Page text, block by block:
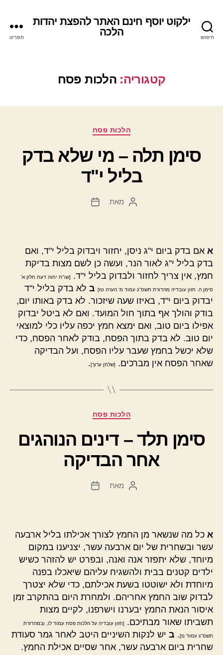
חיפוש
ילקוט יוסף חינם האתר להפצת יהדות
הלכה
תפריט
קטגוריה: הלכות פסח
קטגוריות
הלכות פסח
סימן תלה – מי שלא בדק
בליל י"ד
המחבר
מאת
תאריך
א אם בדק ביום י"ג ניסן, יחזור ויבדוק בליל י"ד, ואם
בדק בליל י"ג לאור הנר, ועשה כן לשם מצות בדיקת
חמץ, אין צריך לחזור ולבדוק בליל י"ד.
[שו"ת יחוה דעת חלק א'
סימן ה. חזון עובדיה מהדורת תשס"ג עמוד מ' הערה טז] ב לא בדק בליל י"ד
יבדוק ביום י"ד, באיזו שעה שיזכור. לא בדק באותו יום,
בודק והולך אף בתוך חול המועד. ואם לא ביטל יבדוק
אפילו ביום טוב, ואם ימצא חמץ יכפה עליו כלי למוצאי
יום טוב. לא בדק בתוך הפסח, בודק לאחר הפסח, כדי
שלא יכשל בחמץ שעבר עליו הפסח, ועל הבדיקה
שאחר הפסח אין מברכים.
[שלחן ערוך].
קטגוריות
הלכות פסח
סימן תלד – דינים הנוהגים
אחר הבדיקה
המחבר
מאת
תאריך
א כל מה שנשאר מן החמץ לצורך אכילתו בליל ארבעה
עשר ובשחרית של יום ארבעה עשר, יצניענו במקום
מיוחד, שלא יתפזר אנה ואנה, ובפרט יש להזהר כשיש
ילדים קטנים בבית ולהשגיח עליהם שיאכלו בפנה
מיוחדת ולא ישוטטו בשעת אכילתם, כדי שלא יצטרך
לבדוק שוב החמץ אחריהם. ולמחרת היום בהתקרב זמן
איסור הנאת החמץ יבערנו וישרפנו, לקיים מצות
תשביתו שאור מבתיכם.
[חזון עובדיה על הלכות פסח עמוד לו, ובמהדורת
תשס"ג עמוד נז]. ב יש לנקות השיניים היטב לאחר גמר סעודת
שחרית ביום ארבעה עשר, אחר שסיים אכילת החמץ.